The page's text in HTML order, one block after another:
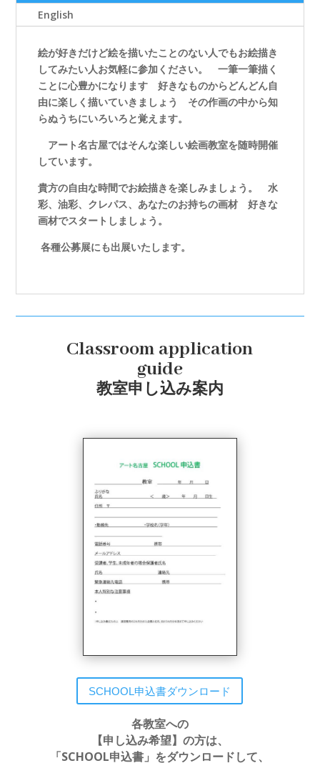
English
絵が好きだけど絵を描いたことのない人でもお絵描き
してみたい人お気軽に参加ください。 一筆一筆描く
ことに心豊かになります 好きなものからどんどん自
由に楽しく描いていきましょう その作画の中から知
らぬうちにいろいろと覚えます。
アート名古屋ではそんな楽しい絵画教室を随時開催
しています。
貴方の自由な時間でお絵描きを楽しみましょう。 水
彩、油彩、クレパス、あなたのお持ちの画材 好きな
画材でスタートしましょう。
各種公募展にも出展いたします。
Classroom application
guide
教室申し込み案内
SCHOOL申込書ダウンロード
各教室への
【申し込み希望】の方は、
「SCHOOL申込書」をダウンロードして、